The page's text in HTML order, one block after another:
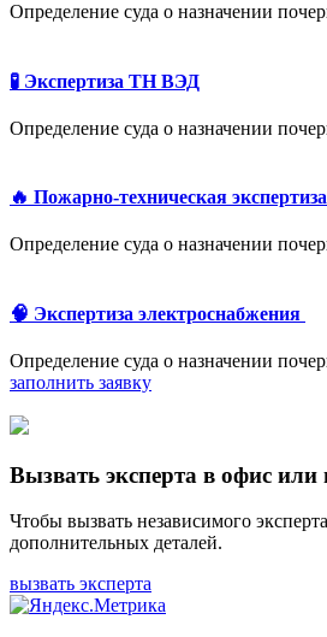
Определение суда о назначении
🧪 Экспертиза ТН ВЭД
Определение суда о назначении
🔥 Пожарно-техническая экспертиза
Определение суда о назначении
🧠 Экспертиза электроснабжения
Определение суда о назначении
заполнить заявку
Вызвать эксперта в офис или
Чтобы вызвать независимого
дополнительных деталей.
вызвать эксперта